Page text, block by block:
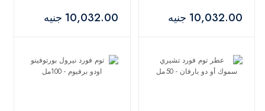
10,032.00 جنيه 10,032.00 جنيه